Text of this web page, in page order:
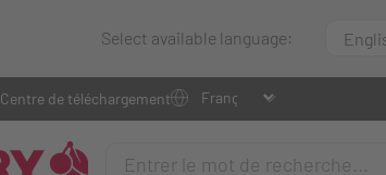
Select available language:
Centre de téléchargement